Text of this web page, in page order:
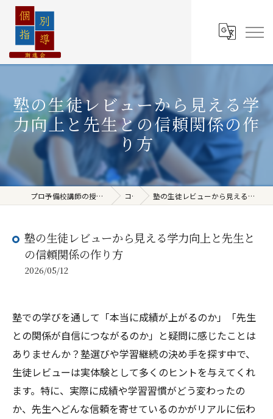
塾の生徒レビューから見える学
力向上と先生との信頼関係の作
り方
プロ予備校講師の授業を完全個別で受けられる コラム 塾の生徒レビューから見える学力向上と先生との信頼関係の作り方
塾の生徒レビューから見える学力向上と先生と
の信頼関係の作り方
2026/05/12
塾での学びを通して「本当に成績が上がるのか」「先生
との関係が自信につながるのか」と疑問に感じたことは
ありませんか？塾選びや学習継続の決め手を探す中で、
生徒レビューは実体験として多くのヒントを与えてくれ
ます。特に、実際に成績や学習習慣がどう変わったの
か、先生へどんな信頼を寄せているのかがリアルに伝わ